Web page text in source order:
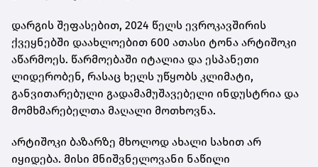
დარგის შეფასებით, 2024 წელს ევროკავშირის
ქვეყნებში დაახლოებით 600 ათასი ტონა არტიშოკი
აწარმოეს. წარმოებაში იტალია და ესპანეთი
ლიდერობენ, რასაც ხელს უწყობს კლიმატი,
განვითარებული გადამამუშავებელი ინდუსტრია და
მომხმარებელთა მაღალი მოთხოვნა.
არტიშოკი ბაზარზე მხოლოდ ახალი სახით არ
იყიდება. მისი მნიშვნელოვანი ნაწილი